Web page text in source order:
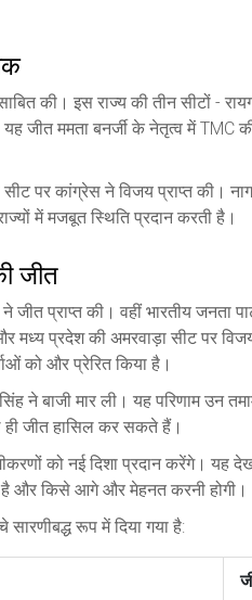
की। इस राज्य की तीन सीटों -
जीत ममता बनर्जी के नेतृत्‍व में TMC
पर कांग्रेस ने विजय प्राप्त की।
में मजबूत स्थिति प्रदान करती है।
जीत
ने जीत प्राप्त की। वहीं भारतीय जनता
मध्य प्रदेश की अमरवाड़ा सीट पर
को और प्रेरित किया है।
ने बाजी मार ली। यह परिणाम उन
ही जीत हासिल कर सकते हैं।
को नई दिशा प्रदान करेंगे। यह
है और किसे आगे और मेहनत करनी होगी।
सारणीबद्ध रूप में दिया गया है: